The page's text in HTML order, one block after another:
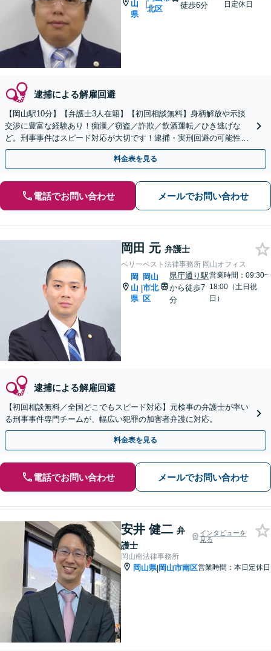
山
県
|
北区
徒歩6分
日定休日
逮捕による解雇回避
【岡山駅10分】【弁護士3人在籍】【初回相談無料】身柄解放や示談
交渉に豊富な経験あり！痴漢／窃盗／詐欺／飲酒運転／ひき逃げな
ど。刑事事件はスピード対応が大切です！逮捕・実刑回避の可能性が
ある内に今すぐお電話を【土日祝／夜間対応可】
料金表を見る
電話でお問い合わせ メールでお問い合わせ
岡田 元 弁護士
ベリーベスト法律事務所 岡山オフィス
岡
山
県
|
岡山
市北
区
県庁通り駅
から徒歩7
分
営業時間：09:30~
18:00（土日祝
日）
逮捕による解雇回避
【初回相談無料／全国どこでもスピード対応】元検事の弁護士が率い
る刑事事件専門チームが、幅広い犯罪の加害者弁護に対応。
料金表を見る
電話でお問い合わせ メールでお問い合わせ
安井 健二 弁
護士
インタビューを
見る
岡山南法律事務所
岡山県|岡山市南区営業時間：本日定休日